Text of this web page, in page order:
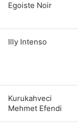
Egoiste Noir
Illy Intenso
Kurukahveci
Mehmet Efendi